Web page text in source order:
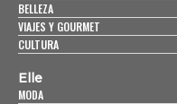
BELLEZA
VIAJES Y GOURMET
CULTURA
Elle
MODA